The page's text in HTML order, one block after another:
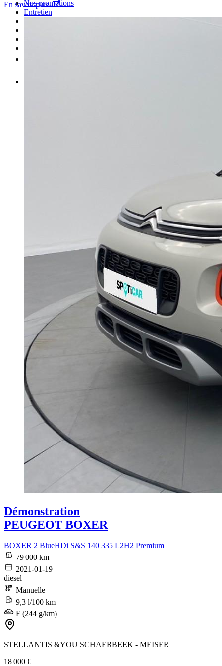
Nos promotions
Entretien
En savoir plus
Démonstration
PEUGEOT BOXER
BOXER 2 BlueHDi S&S 140 335 L2H2 Premium
79 000 km
2021-01-19
diesel
Manuelle
9,3 l/100 km
F (244 g/km)
STELLANTIS &YOU SCHAERBEEK - MEISER
18 000 €